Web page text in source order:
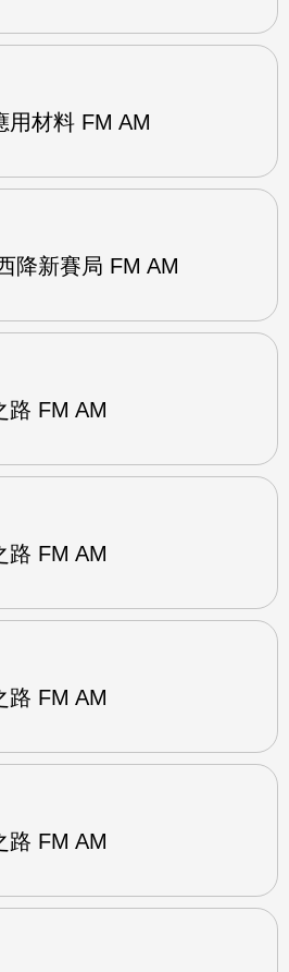
用材料 FM AM
降新賽局 FM AM
路 FM AM
路 FM AM
路 FM AM
路 FM AM